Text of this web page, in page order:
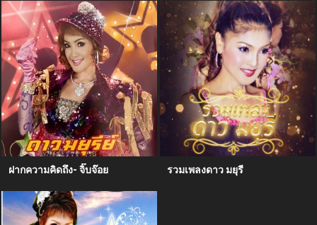
ฝากความคิดถึง- จิ๊บจ๊อย รวมเพลงดาว มยุรี